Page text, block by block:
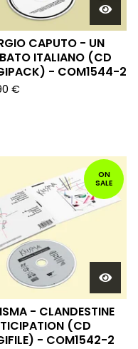
CAPUTO - UN
ITALIANO (CD
- COM1544-2
€
ON
SALE
- CLANDESTINE
(CD
- COM1542-2